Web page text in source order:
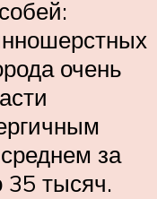
очень
за
35 тысяч.